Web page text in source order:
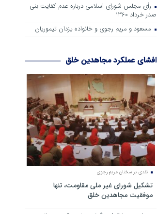
رأی مجلس شورای اسلامی درباره عدم كفایت بنی
صدر خرداد 1360
مسعود و مریم رجوی و خانواده یزدان تیموریان
افشای عملکرد مجاهدین خلق
نقدی بر سخنان مریم رجوی
تشکیل شورای غیر ملی مقاومت، تنها
موفقیت مجاهدین خلق